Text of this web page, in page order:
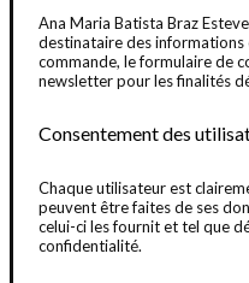
Ana Maria Batista Braz
destinataire des informations
commande, le formulaire de
newsletter pour les finalités
Consentement des
Chaque utilisateur est
peuvent être faites de ses
celui-ci les fournit et tel que
confidentialité.